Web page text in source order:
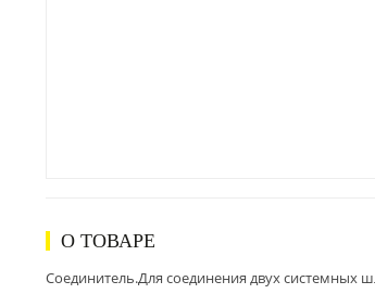
О ТОВАРЕ
Соединитель.Для соединения двух системных